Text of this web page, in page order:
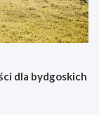
dla bydgoskich